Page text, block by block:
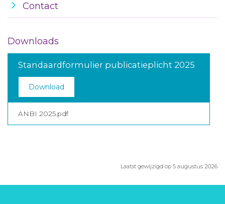
Contact
Downloads
Standaardformulier publicatieplicht 2025
Download
ANBI 2025.pdf
Laatst gewijzigd op 5 augustus 2026